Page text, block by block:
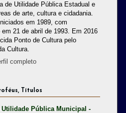
de Utilidade Pública Estadual e
de arte, cultura e cidadania.
em 1989, com
em 21 de abril de 1993. Em 2016
Ponto de Cultura pelo
Cultura.
completo
Títulos
Pública Municipal -